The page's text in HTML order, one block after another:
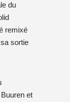
du
remixé
sortie
et